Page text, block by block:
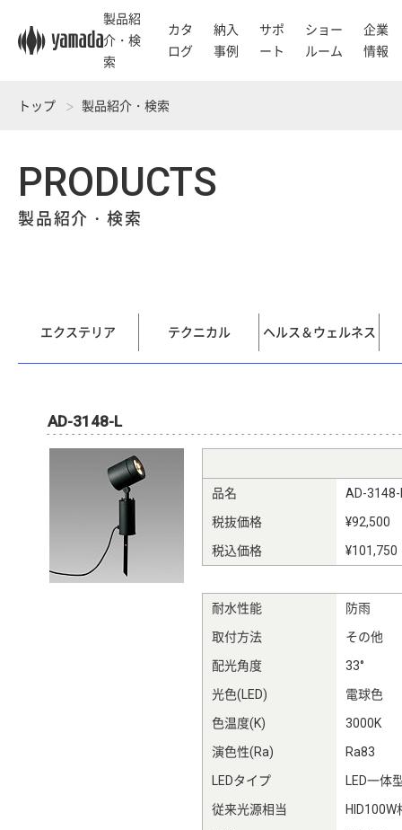
製品紹
介・検
索
カタ
ログ
納入
事例
サポ
ート
ショー
ルーム
企業
情報
トップ 製品紹介・検索
PRODUCTS
製品紹介・検索
エクステリア テクニカル ヘルス＆ウェルネス
AD-3148-L
品名
AD-3148-
税抜価格
¥92,500
税込価格
¥101,750
耐水性能
防雨
取付方法
その他
配光角度
33°
光色(LED)
電球色
色温度(K)
3000K
演色性(Ra)
Ra83
LEDタイプ
LED一体
従来光源相当
HID100W